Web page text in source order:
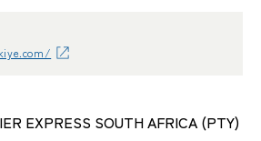
EXPRESS SOUTH AFRICA (PTY)